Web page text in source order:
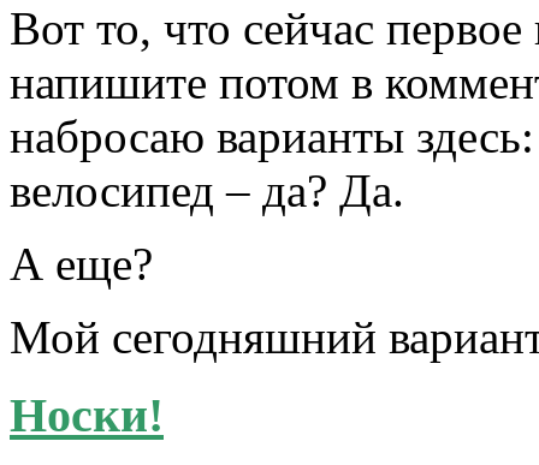
Вот то, что сейчас
напишите потом в
набросаю варианты здесь:
велосипед – да? Да.
А еще?
Мой сегодняшний
Носки!